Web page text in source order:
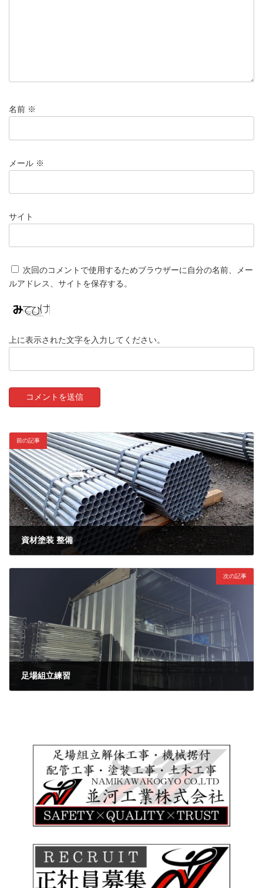
名前 ※
メール ※
サイト
次回のコメントで使用するためブラウザーに自分の名前、メー
ルアドレス、サイトを保存する。
上に表示された文字を入力してください。
前の記事
資材塗装 整備
次の記事
足場組立練習